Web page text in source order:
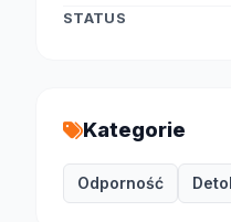
STATUS
Kategorie
Odporność